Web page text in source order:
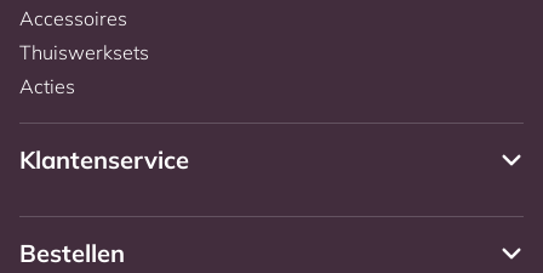
Accessoires
Thuiswerksets
Acties
Klantenservice
Bestellen